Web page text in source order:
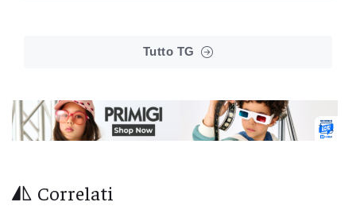
Tutto TG
Correlati